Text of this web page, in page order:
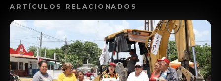
ARTÍCULOS RELACIONADOS